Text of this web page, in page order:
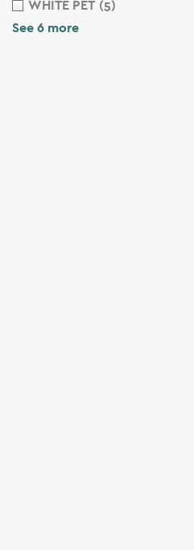
WHITE PET (5)
See 6 more